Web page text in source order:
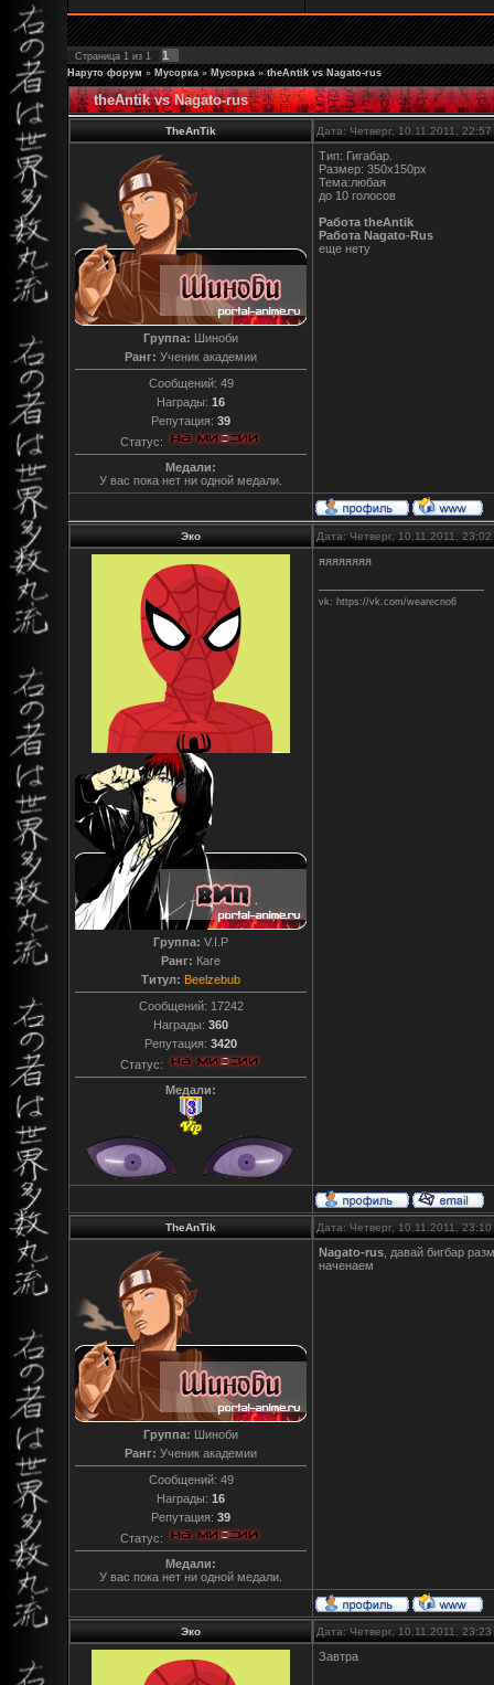
Страница 1 из 1 1
Наруто форум » Мусорка » Мусорка » theAntik vs Nagato-rus
theAntik vs Nagato-rus
TheAnTik Дата: Четверг, 10.11.2011,
Группа: Шиноби
Ранг: Ученик академии
Сообщений: 49
Награды: 16
Репутация: 39
Статус:
Медали:
У вас пока нет ни одной медали.
Тип: Гигабар.
Размер: 350х150рх
Тема:любая
до 10 голосов
Работа theAntik
Работа Nagato-Rus
еще нету
Эко Дата: Четверг, 10.11.2011,
Группа: V.I.P
Ранг: Каге
Титул: Beelzebub
Сообщений: 17242
Награды: 360
Репутация: 3420
Статус:
Медали:
яяяяяяяя
vk: https://vk.com/wearecno6
TheAnTik Дата: Четверг, 10.11.2011,
Группа: Шиноби
Ранг: Ученик академии
Сообщений: 49
Награды: 16
Репутация: 39
Статус:
Медали:
У вас пока нет ни одной медали.
Nagato-rus , давай бигбар
наченаем
Эко Дата: Четверг, 10.11.2011,
Завтра